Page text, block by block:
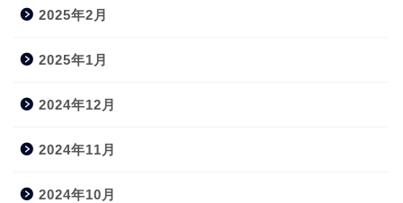
2025年2月
2025年1月
2024年12月
2024年11月
2024年10月